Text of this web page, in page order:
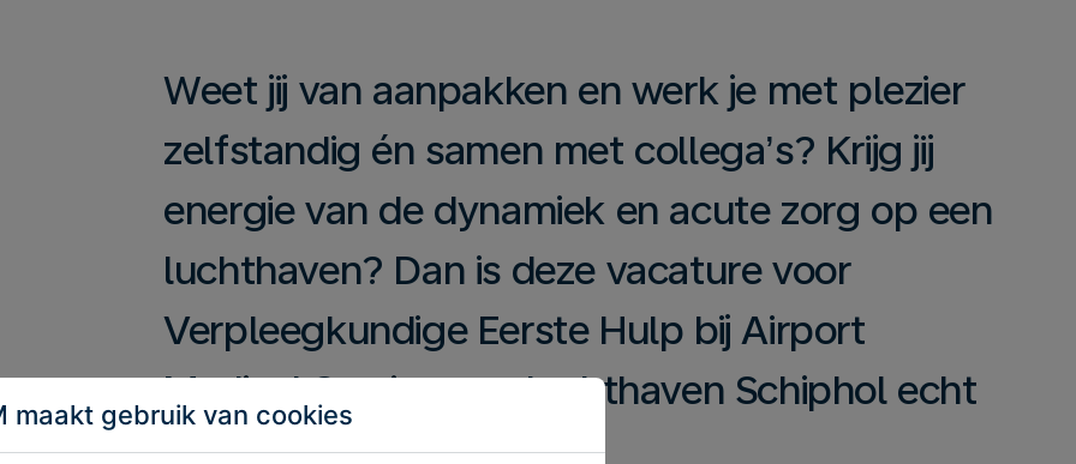
Weet jij van aanpakken en werk je met plezier
zelfstandig én samen met collega’s? Krijg jij
energie van de dynamiek en acute zorg op een
luchthaven? Dan is deze vacature voor
Verpleegkundige Eerste Hulp bij Airport
Medical Services op luchthaven Schiphol echt
iets voor jou!
maakt gebruik van cookies